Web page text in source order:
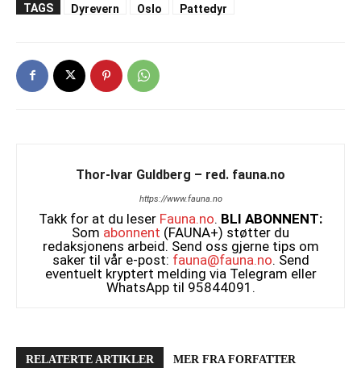
TAGS Dyrevern Oslo Pattedyr
Thor-Ivar Guldberg – red. fauna.no
https://www.fauna.no
Takk for at du leser Fauna.no. BLI ABONNENT:
Som abonnent (FAUNA+) støtter du
redaksjonens arbeid. Send oss gjerne tips om
saker til vår e-post: fauna@fauna.no. Send
eventuelt kryptert melding via Telegram eller
WhatsApp til 95844091.
RELATERTE ARTIKLER MER FRA FORFATTER